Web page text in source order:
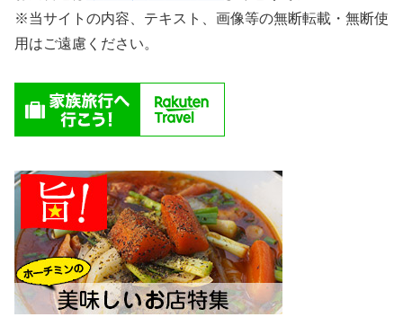
※当サイトの内容、テキスト、画像等の無断転載・無断使
用はご遠慮ください。